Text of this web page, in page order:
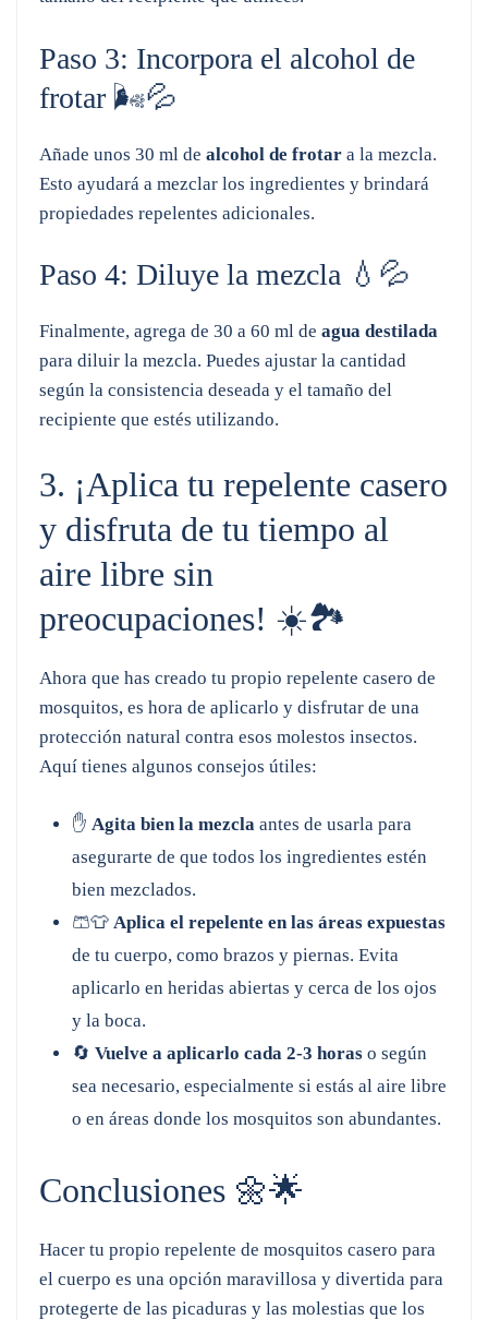
Paso 3: Incorpora el alcohol de
frotar 🌬️💦
Añade unos 30 ml de alcohol de frotar a la mezcla.
Esto ayudará a mezclar los ingredientes y brindará
propiedades repelentes adicionales.
Paso 4: Diluye la mezcla 💧💦
Finalmente, agrega de 30 a 60 ml de agua destilada
para diluir la mezcla. Puedes ajustar la cantidad
según la consistencia deseada y el tamaño del
recipiente que estés utilizando.
3. ¡Aplica tu repelente casero
y disfruta de tu tiempo al
aire libre sin
preocupaciones! ☀️🏞️
Ahora que has creado tu propio repelente casero de
mosquitos, es hora de aplicarlo y disfrutar de una
protección natural contra esos molestos insectos.
Aquí tienes algunos consejos útiles:
✋ Agita bien la mezcla antes de usarla para
asegurarte de que todos los ingredientes estén
bien mezclados.
🩳👕 Aplica el repelente en las áreas expuestas
de tu cuerpo, como brazos y piernas. Evita
aplicarlo en heridas abiertas y cerca de los ojos
y la boca.
🔄 Vuelve a aplicarlo cada 2-3 horas o según
sea necesario, especialmente si estás al aire libre
o en áreas donde los mosquitos son abundantes.
Conclusiones 🌼🌟
Hacer tu propio repelente de mosquitos casero para
el cuerpo es una opción maravillosa y divertida para
protegerte de las picaduras y las molestias que los